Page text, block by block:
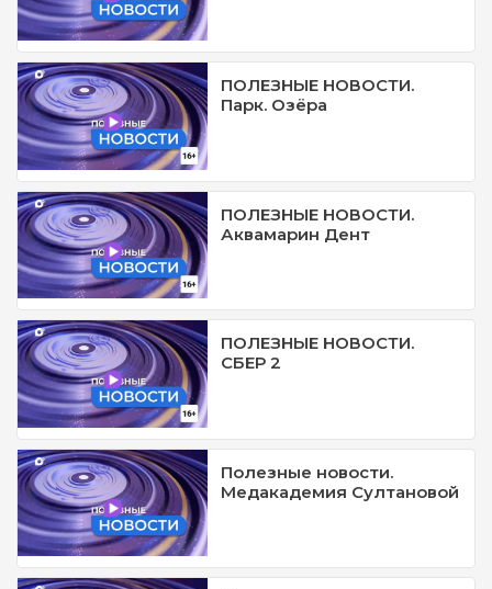
ПОЛЕЗНЫЕ НОВОСТИ.
Парк. Озёра
ПОЛЕЗНЫЕ НОВОСТИ.
Аквамарин Дент
ПОЛЕЗНЫЕ НОВОСТИ.
СБЕР 2
Полезные новости.
Медакадемия Султановой